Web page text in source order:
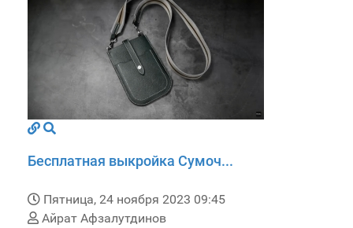
Бесплатная выкройка Сумоч...
Пятница, 24 ноября 2023 09:45
Айрат Афзалутдинов